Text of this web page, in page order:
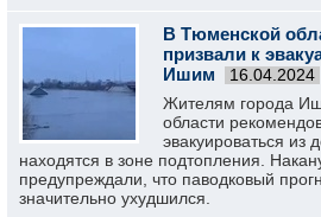
В Тюменской
призвали к
Ишим
16.04.2024
Жителям города
области
эвакуироваться из
находятся в зоне подтопления.
предупреждали, что паводковый
значительно ухудшился.